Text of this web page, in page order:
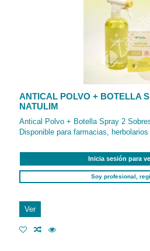
ANTICAL POLVO + BOTELLA
NATULIM
Antical Polvo + Botella Spray 2
Disponible para farmacias,
Inicia sesión para
Soy profesional,
Ver